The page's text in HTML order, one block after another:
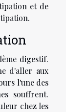
et de
digestif.
d'aller aux
l'une des
souffrent.
chez les